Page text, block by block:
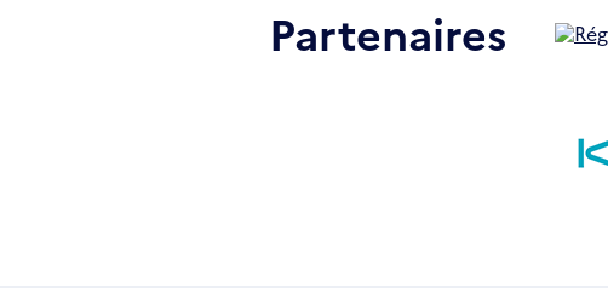
Partenaires